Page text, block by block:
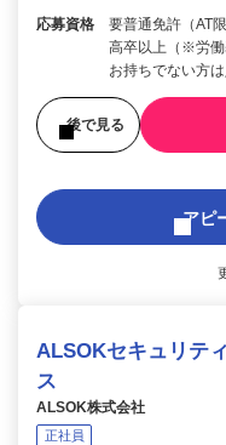
応募資格
要普通免許（AT
高卒以上（※労
お持ちでない方
後で見る
アピ
ALSOKセキュリテ
ス
ALSOK株式会社
正社員